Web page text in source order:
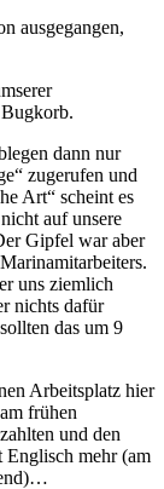
ausgegangen,
dann nur
zugerufen und
Art“ scheint es
auf unsere
Gipfel war aber
uns ziemlich
nichts dafür
das um 9
Arbeitsplatz hier
frühen
und den
mehr (am